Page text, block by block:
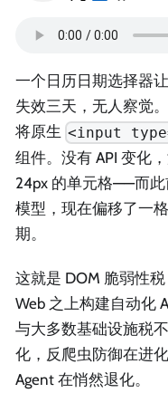
一个日历日期选择器
失效三天，无人察觉
将原生 <input
组件。没有 API 变化
24px 的单元格——而
模型，现在偏移了一
期。
这就是 DOM 脆弱性
Web 之上构建自动化
与大多数基础设施税
化，反爬虫防御在进
Agent 在悄然退化。